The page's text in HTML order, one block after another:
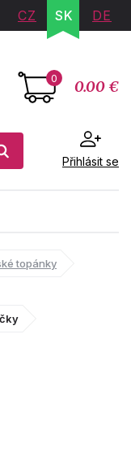
CZ SK DE
0 0.00 €
Přihlásit se
topánky